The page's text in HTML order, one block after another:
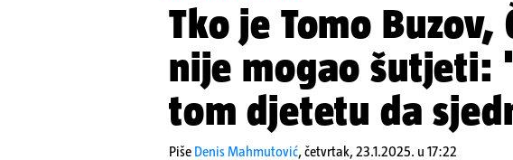
Tko je Tomo Buzov,
nije mogao šutjeti:
tom djetetu da
Piše Denis Mahmutović,četvrtak, 23.1.2025. u 17:22